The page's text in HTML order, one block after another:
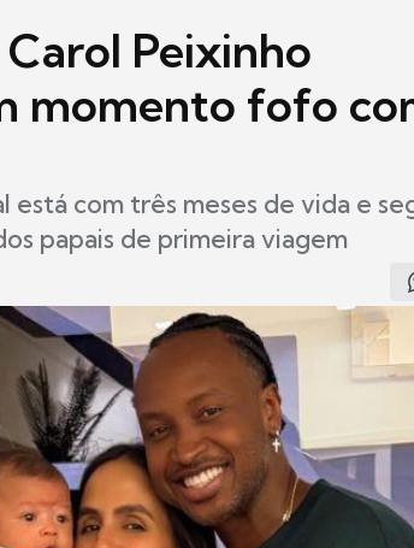
Peixinho
momento fofo
está com três meses de vida e
papais de primeira viagem